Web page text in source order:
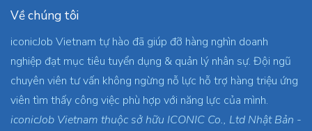
Về chúng tôi
iconicJob Vietnam tự hào đã giúp đỡ hàng nghìn doanh
nghiệp đạt mục tiêu tuyển dụng & quản lý nhân sự. Đội ngũ
chuyên viên tư vấn không ngừng nỗ lực hỗ trợ hàng triệu ứng
viên tìm thấy công việc phù hợp với năng lực của mình.
iconicJob Vietnam thuộc sở hữu ICONIC Co., Ltd Nhật Bản -